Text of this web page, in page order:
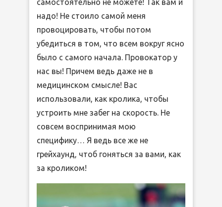
самостоятельно не можете! Так вам и
надо! Не стоило самой меня
провоцировать, чтобы потом
убедиться в том, что всем вокруг ясно
было с самого начала. Провокатор у
нас вы! Причем ведь даже не в
медицинском смысле! Вас
использовали, как кролика, чтобы
устроить мне забег на скорость. Не
совсем воспринимая мою
специфику… Я ведь все же не
грейхаунд, чтоб гоняться за вами, как
за кроликом!